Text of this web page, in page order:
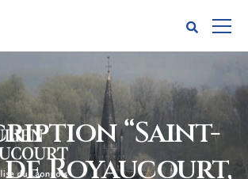
“Saint-
Royaucourt,